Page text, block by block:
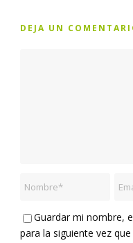
DEJA UN
Guardar mi nombre,
para la siguiente vez